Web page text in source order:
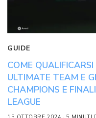
GUIDE
COME
ULTIMATE TEAM E
CHAMPIONS E
LEAGUE